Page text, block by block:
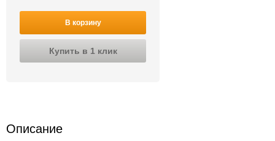
В корзину
Купить в 1 клик
Описание